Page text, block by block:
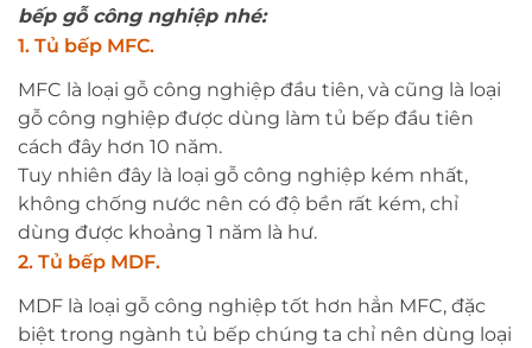
bếp gỗ công nghiệp nhé:
1. Tủ bếp MFC.
MFC là loại gỗ công nghiệp đầu tiên, và cũng là loại
gỗ công nghiệp được dùng làm tủ bếp đầu tiên
cách đây hơn 10 năm.
Tuy nhiên đây là loại gỗ công nghiệp kém nhất,
không chống nước nên có độ bền rất kém, chỉ
dùng được khoảng 1 năm là hư.
2. Tủ bếp MDF.
MDF là loại gỗ công nghiệp tốt hơn hẳn MFC, đặc
biệt trong ngành tủ bếp chúng ta chỉ nên dùng loại